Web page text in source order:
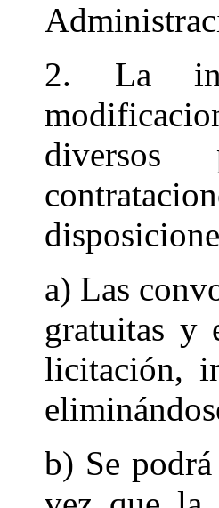
2. La
diversos
a) Las
gratuitas y
licitación,
b) Se